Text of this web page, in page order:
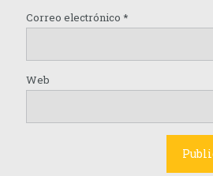
Correo electrónico *
Web